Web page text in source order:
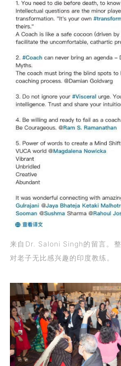
来自Dr. Saloni Singh的留言。
对老子无比感兴趣的印度教练。